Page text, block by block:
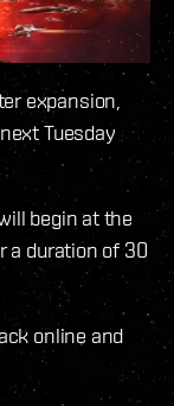
expansion,
Tuesday
begin at the
a duration of 30
online and